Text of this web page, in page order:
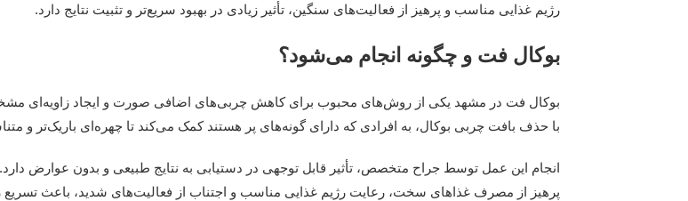
رژیم غذایی مناسب و پرهیز از فعالیت‌های سنگین، تأثیر زیادی در بهبود سریع‌تر و تثبیت نتایج دارد.
بوکال فت و چگونه انجام می‌شود؟
بوکال فت در مشهد یکی از روش‌های محبوب برای کاهش چربی‌های اضافی صورت و ایجاد زاویه‌ای
با حذف بافت چربی بوکال، به افرادی که دارای گونه‌های پر هستند کمک می‌کند تا چهره‌ای باریک‌تر و
انجام این عمل توسط جراح متخصص، تأثیر قابل توجهی در دستیابی به نتایج طبیعی و بدون عوارض
پرهیز از مصرف غذاهای سخت، رعایت رژیم غذایی مناسب و اجتناب از فعالیت‌های شدید، باعث